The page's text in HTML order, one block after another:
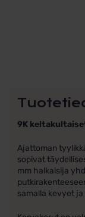
9K
Ajattoman
sopivat
mm halkaisija
samalla kevyet